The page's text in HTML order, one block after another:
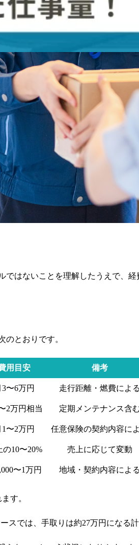
はないことを理解したうえで、経
のとおりです。
用目安 備考
3〜6万円 走行距離・燃費による
2万円相当 定期メンテナンス含
1〜2万円 任意保険の契約内容に
の10〜20% 売上に応じて変動
〜1万円 地域・契約内容による
す。
スでは、手取りは約27万円になる計